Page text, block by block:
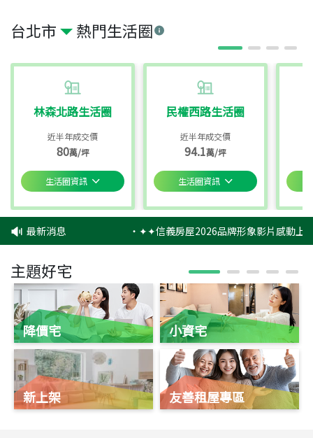
台北市 熱門生活圈
林森北路生活圈
近半年成交價
80萬/坪
生活圈資訊
民權西路生活圈
近半年成交價
94.1萬/坪
生活圈資訊
最新消息 ‧✦✦信義房屋2026品牌形象影片感動上
主題好宅
降價宅
新上架
小資宅
友善租屋專區